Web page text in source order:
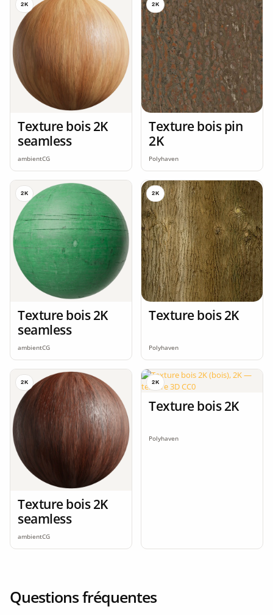
2K
Texture bois 2K
seamless
ambientCG
2K
Texture bois pin
2K
Polyhaven
2K
Texture bois 2K
seamless
ambientCG
2K
Texture bois 2K
Polyhaven
2K
Texture bois 2K
seamless
ambientCG
2K
Texture bois 2K
Polyhaven
Questions fréquentes